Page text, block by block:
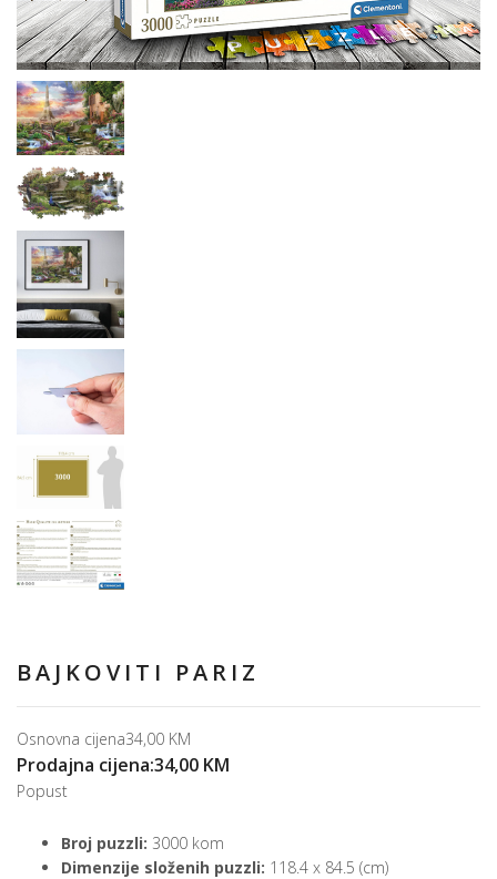
BAJKOVITI PARIZ
Osnovna cijena34,00 KM
Prodajna cijena:34,00 KM
Popust
Broj puzzli: 3000 kom
Dimenzije složenih puzzli: 118.4 x 84.5 (cm)